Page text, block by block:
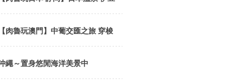
士．山城溫泉會館 採用新鮮在地
食材 豐富多元的懷石宴席料理
【肉魯玩澳門】中葡交匯之旅 穿梭
空隧道 徜徉歐陸異國風情 來趟馬
繩～置身悠閒海洋美景中